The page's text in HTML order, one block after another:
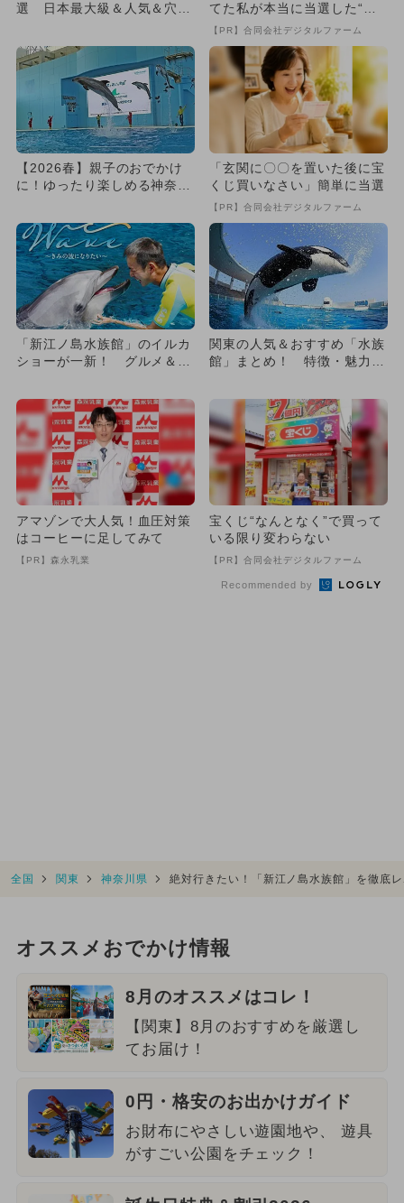
選 日本最大級＆人気＆穴場
てた私が本当に当選した“買
い方”がこれ
【PR】合同会社デジタルファーム
【2026春】親子のおでかけ
に！ゆったり楽しめる神奈川
「玄関に〇〇を置いた後に宝
くじ買いなさい」簡単に当選
【PR】合同会社デジタルファーム
「新江ノ島水族館」のイルカ
ショーが一新！ グルメ＆自
関東の人気＆おすすめ「水族
館」まとめ！ 特徴・魅力も
アマゾンで大人気！血圧対策
はコーヒーに足してみて
【PR】森永乳業
宝くじ“なんとなく”で買って
いる限り変わらない
【PR】合同会社デジタルファーム
Recommended by
全国 関東 神奈川県 絶対行きたい！「新江ノ島水族館」を徹底
オススメおでかけ情報
8月のオススメはコレ！
【関東】8月のおすすめを厳選し
てお届け！
0円・格安のお出かけガイド
お財布にやさしい遊園地や、 遊具
がすごい公園をチェック！